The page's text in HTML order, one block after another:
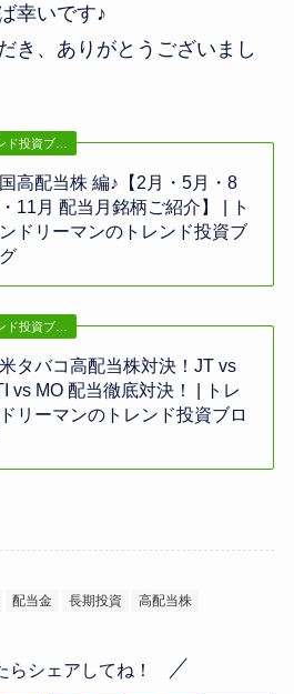
幸いです♪
き、ありがとうございまし
ド投資ブ…
高配当株 編♪【2月・5月・8
11月 配当月銘柄ご紹介】 | ト
ドリーマンのトレンド投資ブ
ド投資ブ…
タバコ高配当株対決！JT vs
vs MO 配当徹底対決！ | トレ
リーマンのトレンド投資ブロ
配当金 長期投資 高配当株
らシェアしてね！